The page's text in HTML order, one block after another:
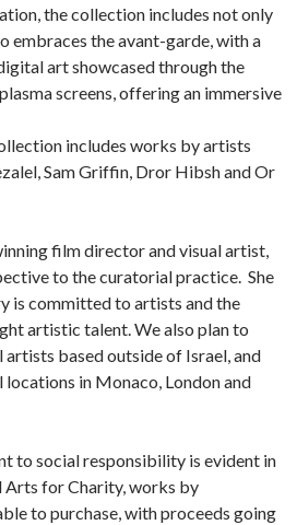
the collection includes not only
embraces the avant-garde, with a
art showcased through the
screens, offering an immersive
includes works by artists
Sam Griffin, Dror Hibsh and Or
film director and visual artist,
to the curatorial practice. She
is committed to artists and the
artistic talent. We also plan to
based outside of Israel, and
in Monaco, London and
to social responsibility is evident in
for Charity, works by
to purchase, with proceeds going